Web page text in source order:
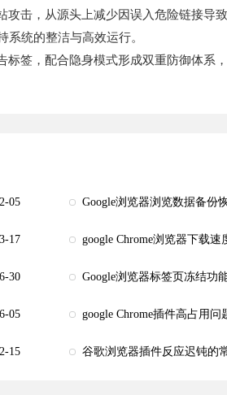
击，从源头上减少因误入危险链接导
统的整洁与高效运行。
签，配合隐身模式形成双重防御体系
05 Google浏览器浏览数据备份
17 google Chrome浏览器下载速
30 Google浏览器标签页冻结功
05 google Chrome插件高占用问
15 谷歌浏览器插件反应迟钝的